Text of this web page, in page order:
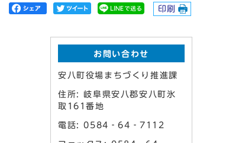
印刷
お問い合わせ
安八町役場まちづくり推進課
住所: 岐阜県安八郡安八町氷
取161番地
電話: 0584‐64‐7112